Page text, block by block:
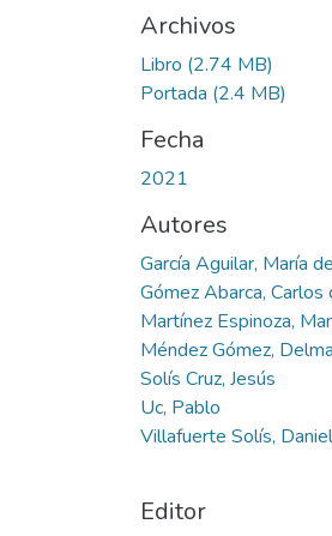
Archivos
Libro (2.74 MB)
Portada (2.4 MB)
Fecha
2021
Autores
García Aguilar, María
Gómez Abarca, Carlos
Martínez Espinoza,
Méndez Gómez,
Solís Cruz, Jesús
Uc, Pablo
Villafuerte Solís, Daniel
Editor